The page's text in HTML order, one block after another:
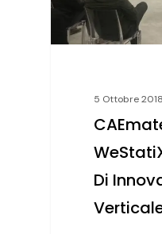
5 Ottobre 2018
Di